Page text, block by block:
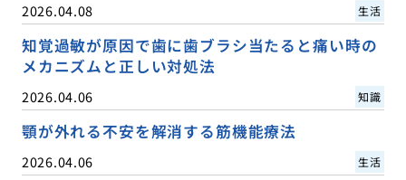
2026.04.08 生活
知覚過敏が原因で歯に歯ブラシ当たると痛い時の
メカニズムと正しい対処法
2026.04.06 知識
顎が外れる不安を解消する筋機能療法
2026.04.06 生活